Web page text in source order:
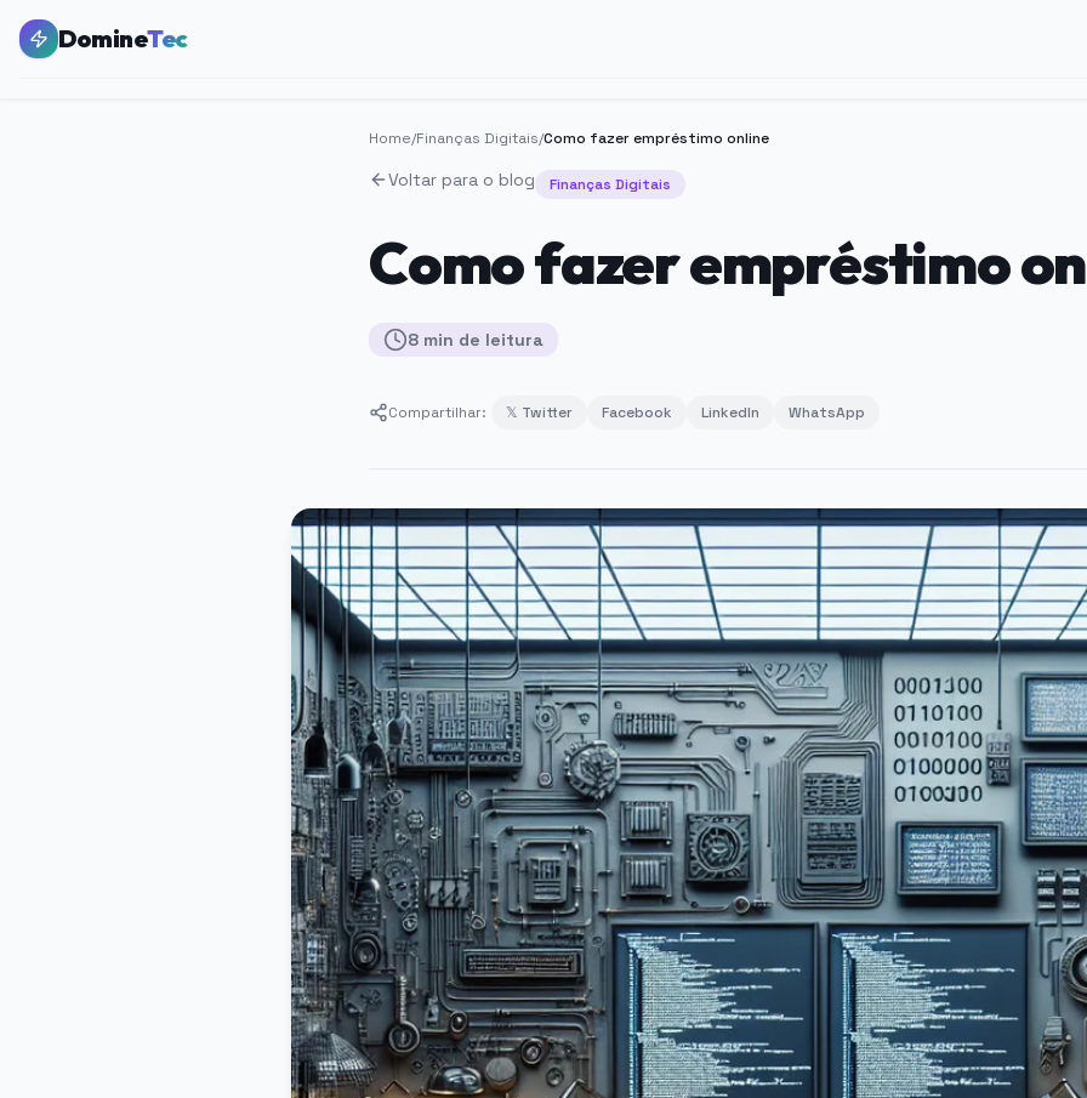
DomineTec
Home/Finanças Digitais/Como fazer empréstimo online
Voltar para o blog Finanças Digitais
Como fazer empréstimo
8 min de leitura
Compartilhar: 𝕏 Twitter Facebook LinkedIn WhatsApp